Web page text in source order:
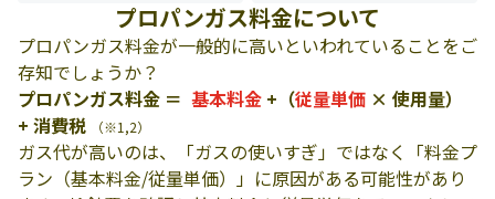
プロパンガス料金について
プロパンガス料金が一般的に高いといわれていることをご
存知でしょうか？
プロパンガス料金 ＝ 基本料金 +（従量単価 × 使用量）
+ 消費税
（※1,2）
ガス代が高いのは、「ガスの使いすぎ」ではなく「料金プ
ラン（基本料金/従量単価）」に原因がある可能性があり